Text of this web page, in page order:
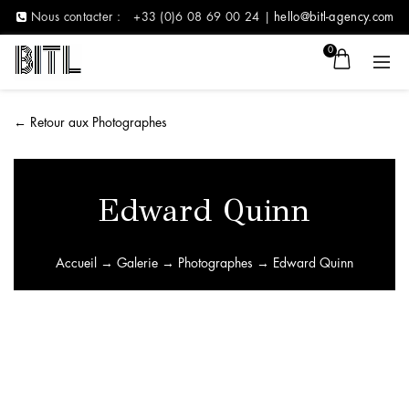
Nous contacter : +33 (0)6 08 69 00 24 | hello@bitl-agency.com
0
← Retour aux Photographes
Edward Quinn
Accueil → Galerie → Photographes → Edward Quinn